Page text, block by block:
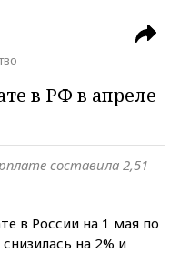
в РФ в апреле
составила 2,51
в России на 1 мая по
на 2% и